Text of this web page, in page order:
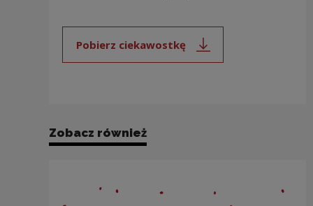
Pobierz ciekawostkę
Uwaga, link zostanie otwarty
Zobacz również